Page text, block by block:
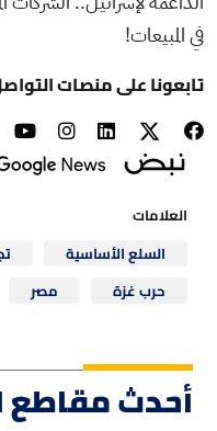
في المبيعات!
تابعونا على منصات
العلامات
السلع الأساسية
حرب غزة
مصر
أحدث مقاطع